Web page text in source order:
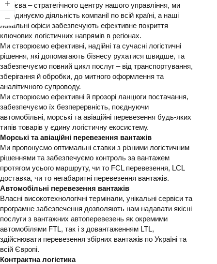
З Києва – стратегічного центру нашого управління, ми
координуємо діяльність компанії по всій країні, а наші
локальні офіси забезпечують ефективне покриття
ключових логістичних напрямів в регіонах.
Ми створюємо ефективні, надійні та сучасні логістичні
рішення, які допомагають бізнесу рухатися швидше, та
забезпечуємо повний цикл послуг – від транспортування,
зберігання й обробки, до митного оформлення та
аналітичного супроводу.
Ми створюємо ефективні й прозорі ланцюги постачання,
забезпечуємо їх безперервність, поєднуючи
автомобільні, морські та авіаційні перевезення будь-яких
типів товарів у єдину логістичну екосистему.
Морські та авіаційні перевезення вантажів
Ми пропонуємо оптимальні ставки з різними логістичним
рішеннями та забезпечуємо контроль за вантажем
протягом усього маршруту, чи то FCL перевезення, LCL
доставка, чи то негабаритні перевезення вантажів.
Автомобільні перевезення вантажів
Власні високотехнологічні термінали, унікальні сервіси та
програмне забезпечення дозволяють нам надавати якісні
послуги з вантажних автоперевезень як окремими
автомобілями FTL, так і з довантаженням LTL,
здійснювати перевезення збірних вантажів по Україні та
всій Європі.
Контрактна логістика